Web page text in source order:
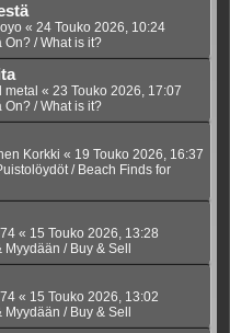
« 24 Touko 2026, 10:24
On? / What is it?
metal « 23 Touko 2026, 17:07
On? / What is it?
Korkki « 19 Touko 2026, 16:37
/ Beach Finds for
« 15 Touko 2026, 13:28
Myydään / Buy & Sell
« 15 Touko 2026, 13:02
Myydään / Buy & Sell